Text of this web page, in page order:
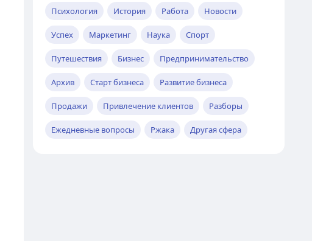
Психология История Работа Новости
Успех Маркетинг Наука Спорт
Путешествия Бизнес Предпринимательство
Архив Старт бизнеса Развитие бизнеса
Продажи Привлечение клиентов Разборы
Ежедневные вопросы Ржака Другая сфера